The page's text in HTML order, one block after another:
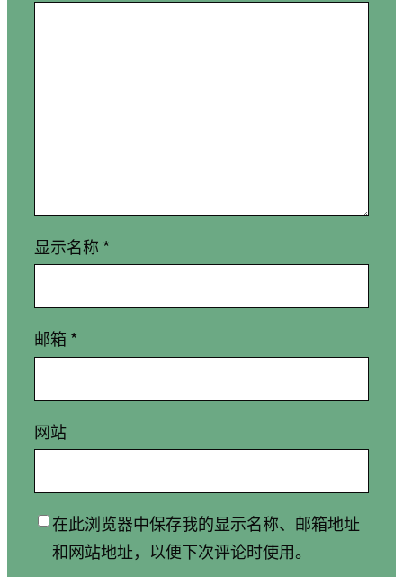
显示名称 *
邮箱 *
网站
在此浏览器中保存我的显示名称、邮箱地址
和网站地址，以便下次评论时使用。